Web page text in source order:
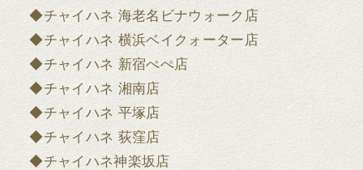
◆チャイハネ 海老名ビナウォーク店
◆チャイハネ 横浜ベイクォーター店
◆チャイハネ 新宿ぺぺ店
◆チャイハネ 湘南店
◆チャイハネ 平塚店
◆チャイハネ 荻窪店
◆チャイハネ神楽坂店